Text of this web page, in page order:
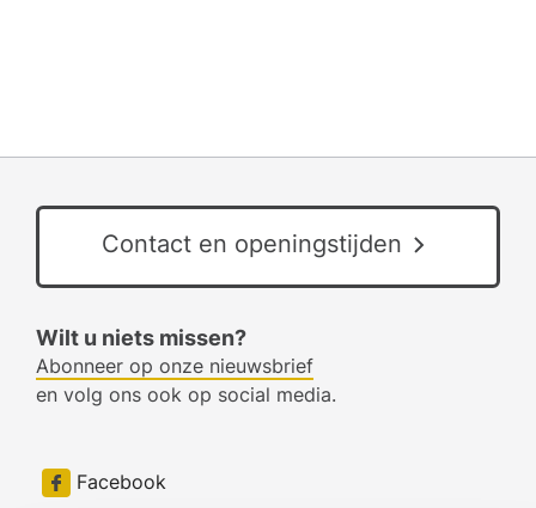
Contact en openingstijden
Wilt u niets missen?
Abonneer op onze nieuwsbrief
en volg ons ook op social media.
Facebook